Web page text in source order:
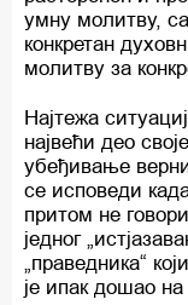
умну молитву,
конкретан
молитву за
Најтежа
највећи део
убеђивање
се исповеди
притом не
једног
„праведника“
је ипак дошао